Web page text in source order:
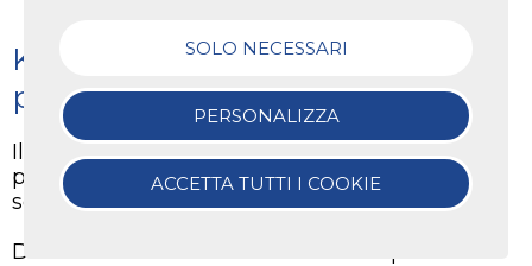
KTC: compressori personalizzati
per ogni esigenza
Il
per ilaboratori tessilie le sue applicazioni
sono molteplici.
Dall’alimentazione dei telai ad aria per
SOLO NECESSARI
PERSONALIZZA
ACCETTA TUTTI I COOKIE